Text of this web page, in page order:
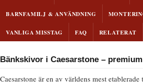
BARNFAMILJ & ANVÄNDNING
VANLIGA MISSTAG FAQ RELATERAT
Bänkskivor i Caesarstone –
Caesarstone är en av världens mest